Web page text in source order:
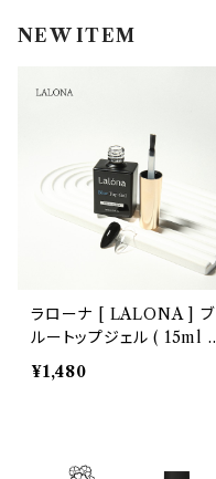
エフェクトジェル
ドライフラワー
ステッカーシール
ホイル・フレーク
NEW ITEM
ラローナ [ LALONA ] ブ
ルートップジェル ( 15ml )
黄変無し/ポリッシュ/ジェル
ネイル/トップ/トップコート/
¥1,480